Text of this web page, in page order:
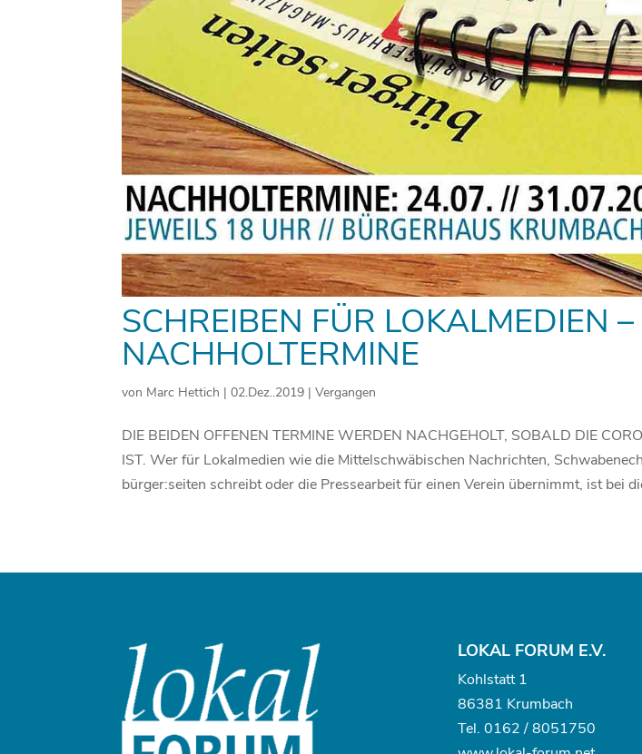
SCHREIBEN FÜR LOKALMEDIEN –
NACHHOLTERMINE
von Marc Hettich |02.Dez..2019 |Vergangen
DIE BEIDEN OFFENEN TERMINE WERDEN NACHGEHOLT, SOBALD DIE
IST. Wer für Lokalmedien wie die Mittelschwäbischen Nachrichten,
bürger:seiten schreibt oder die Pressearbeit für einen Verein übernimmt, ist bei
LOKAL FORUM E.V.
Kohlstatt 1
86381 Krumbach
Tel. 0162 / 8051750